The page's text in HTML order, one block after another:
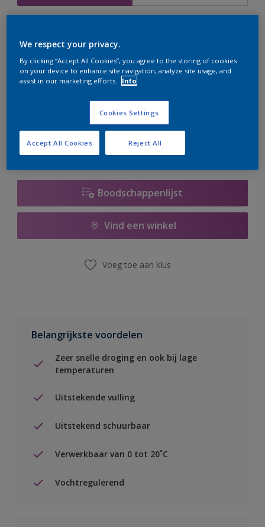
te bestellen. Houd de website in de gaten, we werken
er hard aan om de voorraad aan te vullen.
Boodschappenlijst
Vind een winkel
Voeg toe aan klus
Belangrijkste voordelen
Zeer snelle droging en ook bij lage
temperaturen
Uitstekende vulling
Uitstekend schuurbaar
Verwerkbaar van 0 tot 20˚C
Vochtregulerend
We respect your privacy.
By clicking “Accept All Cookies”, you agree to the storing of cookies
on your device to enhance site navigation, analyze site usage, and
assist in our marketing efforts.
Info
Cookies Settings
Reject All
Accept All Cookies